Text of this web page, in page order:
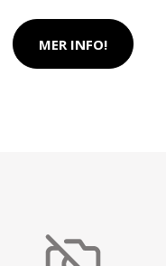
MER INFO!